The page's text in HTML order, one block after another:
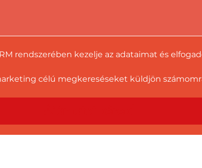
rendszerében kezelje az adataimat és
célú megkereséseket küldjön